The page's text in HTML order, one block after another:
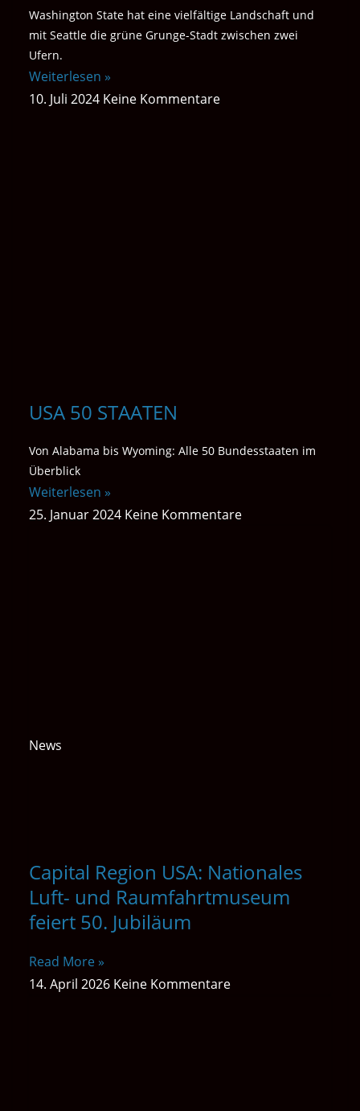
Washington State hat eine vielfältige Landschaft und
mit Seattle die grüne Grunge-Stadt zwischen zwei
Ufern.
Weiterlesen »
10. Juli 2024 Keine Kommentare
USA 50 STAATEN
Von Alabama bis Wyoming: Alle 50 Bundesstaaten im
Überblick
Weiterlesen »
25. Januar 2024 Keine Kommentare
News
Capital Region USA: Nationales
Luft- und Raumfahrtmuseum
feiert 50. Jubiläum
Read More »
14. April 2026 Keine Kommentare